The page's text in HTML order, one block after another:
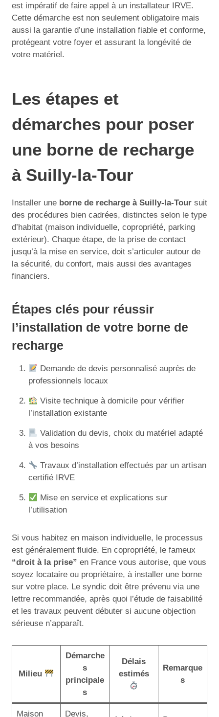
est impératif de faire appel à un installateur IRVE.
Cette démarche est non seulement obligatoire mais
aussi la garantie d’une installation fiable et conforme,
protégeant votre foyer et assurant la longévité de
votre matériel.
Les étapes et
démarches pour poser
une borne de recharge
à Suilly-la-Tour
Installer une borne de recharge à Suilly-la-Tour suit
des procédures bien cadrées, distinctes selon le type
d’habitat (maison individuelle, copropriété, parking
extérieur). Chaque étape, de la prise de contact
jusqu’à la mise en service, doit s’articuler autour de
la sécurité, du confort, mais aussi des avantages
financiers.
Étapes clés pour réussir
l’installation de votre borne de
recharge
Demande de devis personnalisé auprès de
professionnels locaux
Visite technique à domicile pour vérifier
l’installation existante
Validation du devis, choix du matériel adapté
à vos besoins
Travaux d’installation effectués par un artisan
certifié IRVE
Mise en service et explications sur
l’utilisation
Si vous habitez en maison individuelle, le processus
est généralement fluide. En copropriété, le fameux
“droit à la prise” en France vous autorise, que vous
soyez locataire ou propriétaire, à installer une borne
sur votre place. Le syndic doit être prévenu via une
lettre recommandée, après quoi l’étude de faisabilité
et les travaux peuvent débuter si aucune objection
sérieuse n’apparaît.
Milieu
Démarche
s
principale
s
Délais
estimés
Remarque
s
Maison Devis,